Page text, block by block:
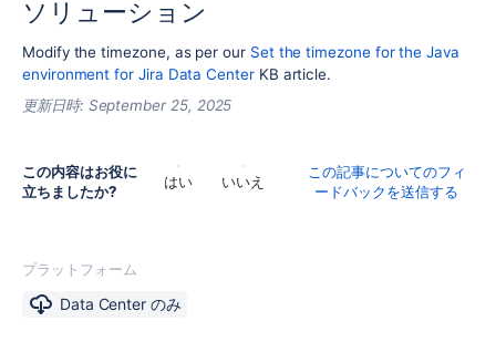
ソリューション
Modify the timezone, as per our Set the timezone for the Java
environment for Jira Data CenterKB article.
更新日時: September 25, 2025
この内容はお役に
立ちましたか?
はい いいえ
この記事についてのフィ
ードバックを送信する
プラットフォーム
Data Center のみ